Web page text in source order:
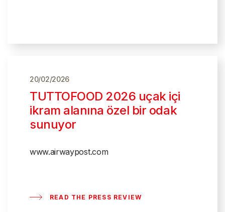
20/02/2026
TUTTOFOOD 2026 uçak içi
ikram alanına özel bir odak
sunuyor
www.airwaypost.com
READ THE PRESS REVIEW